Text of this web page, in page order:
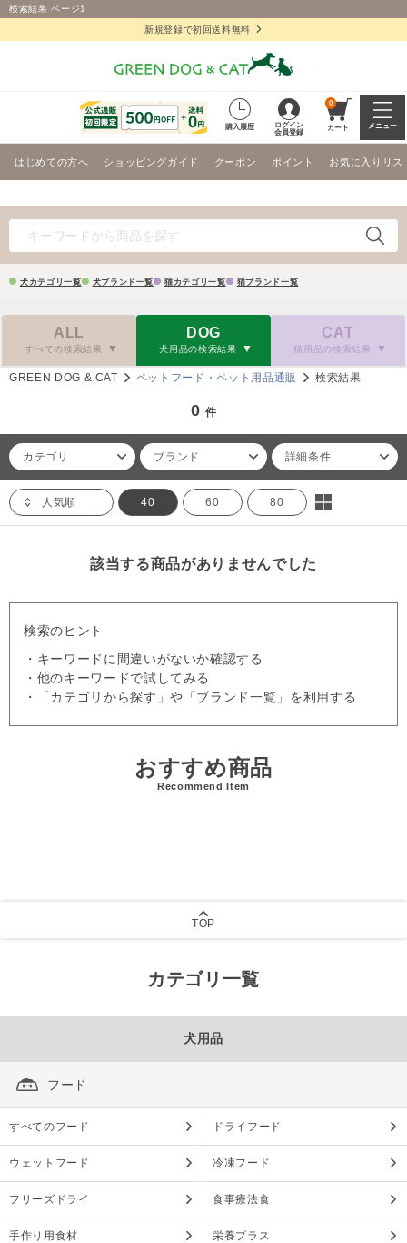
検索結果 ページ1
新規登録で初回送料無料
購入履歴
ログイン
会員登録
0
カート メニュー
はじめての方へ ショッピングガイド クーポン ポイント お気に入りリス
犬カテゴリ一覧 犬ブランド一覧 猫カテゴリ一覧 猫ブランド一覧
ALL
すべての検索結果
DOG
犬用品の検索結果
CAT
猫用品の検索結果
GREEN DOG & CAT ペットフード・ペット用品通販 検索結果
0 件
カテゴリ ブランド 詳細条件
人気順 40 60 80
該当する商品がありませんでした
検索のヒント
・キーワードに間違いがないか確認する
・他のキーワードで試してみる
・「カテゴリから探す」や「ブランド一覧」を利用する
おすすめ商品
Recommend Item
TOP
カテゴリ一覧
犬用品
フード
すべてのフード ドライフード
ウェットフード 冷凍フード
フリーズドライ 食事療法食
手作り用食材 栄養プラス